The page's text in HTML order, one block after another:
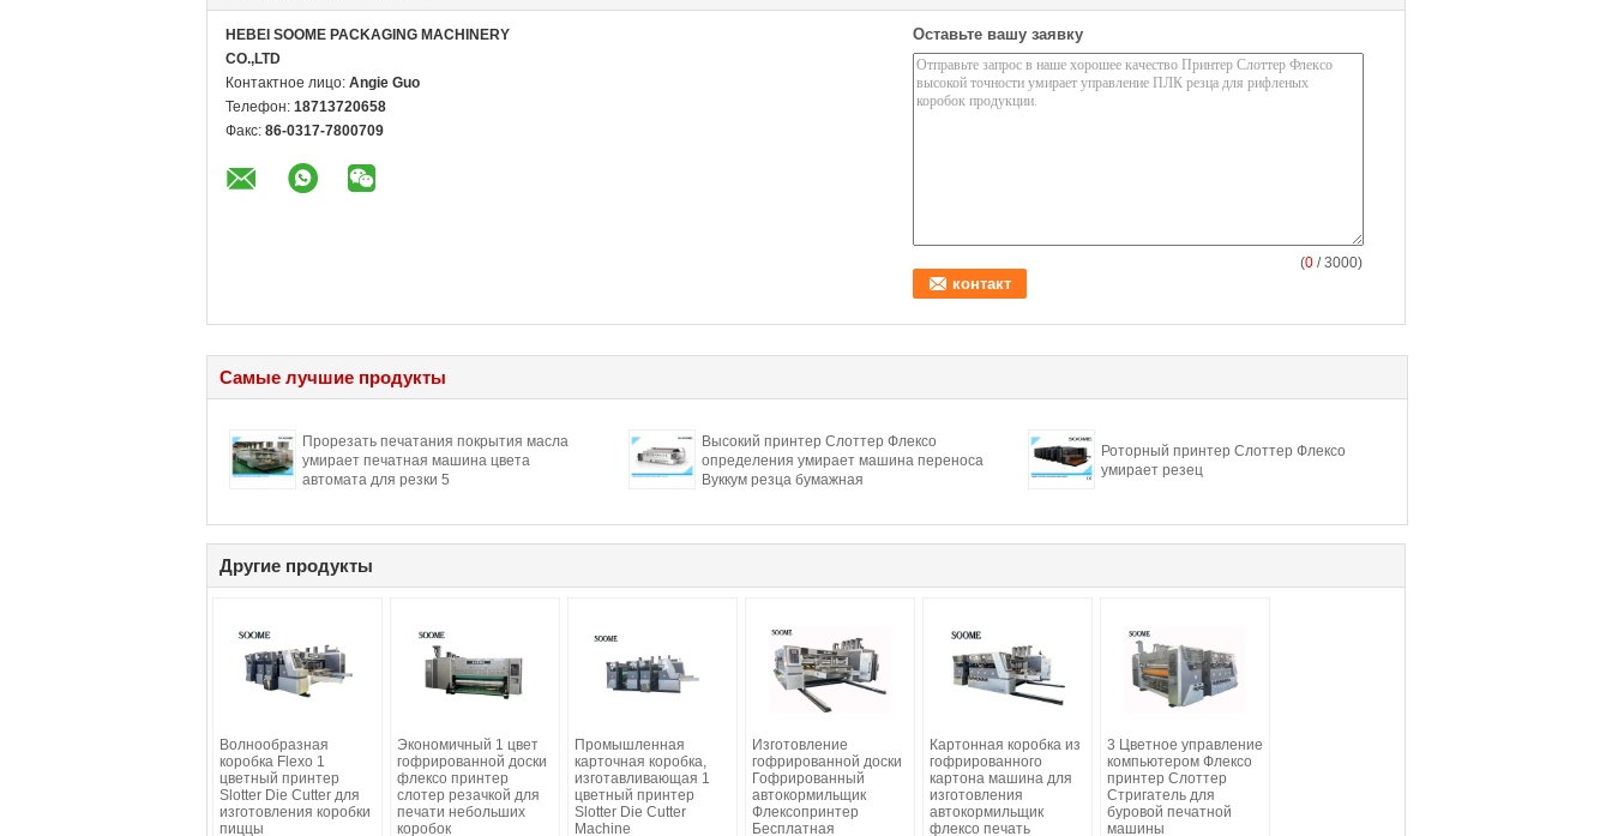
HEBEI SOOME PACKAGING MACHINERY
CO.,LTD
Контактное лицо: Angie Guo
Телефон: 18713720658
Факс: 86-0317-7800709
Оставьте вашу заявку
(0 / 3000)
Самые лучшие продукты
Прорезать печатания покрытия масла
умирает печатная машина цвета
автомата для резки 5
Высокий принтер Слоттер Флексо
определения умирает машина переноса
Вуккум резца бумажная
Роторный принтер Слоттер Флексо
умирает резец
Другие продукты
Волнообразная
коробка Flexo 1
цветный принтер
Slotter Die Cutter для
изготовления коробки
пиццы
Экономичный 1 цвет
гофрированной доски
флексо принтер
слотер резачкой для
печати небольших
коробок
Промышленная
карточная коробка,
изготавливающая 1
цветный принтер
Slotter Die Cutter
Machine
Изготовление
гофрированной доски
Гофрированный
автокормильщик
Флексопринтер
Бесплатная
Картонная коробка из
гофрированного
картона машина для
изготовления
автокормильщик
флексо печать
3 Цветное управление
компьютером Флексо
принтер Слоттер
Стригатель для
буровой печатной
машины